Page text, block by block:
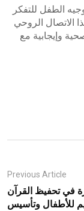
الطفل للتفكر
الاتصال الروحي
وإيجابية مع
Previous Article
في تحفيظ القرآن
للأطفال وتأسيس